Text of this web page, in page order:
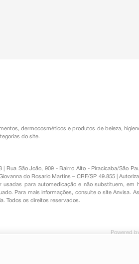
,dermocosméticos e produtos de beleza,
do site.
| Rua São João, 909 - Bairro Alto - Piracicaba/
do Rosario Martins – CRF/SP 49.855 |
para automedicação e não substituem,
Para mais informações, consulte o site
Todos os direitos reservados.
Powered